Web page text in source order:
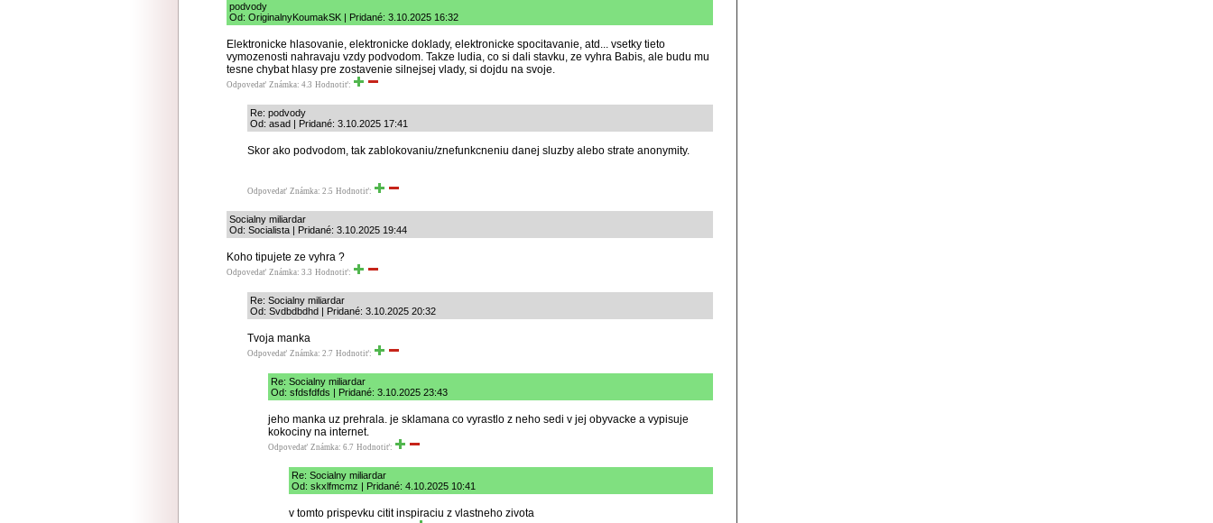
podvody
Od: OriginalnyKoumakSK | Pridané: 3.10.2025 16:32
Elektronicke hlasovanie, elektronicke doklady, elektronicke spocitavanie, atd... vsetky tieto
vymozenosti nahravaju vzdy podvodom. Takze ludia, co si dali stavku, ze vyhra Babis, ale budu mu
tesne chybat hlasy pre zostavenie silnejsej vlady, si dojdu na svoje.
Odpovedať Známka: 4.3 Hodnotiť:
Re: podvody
Od: asad | Pridané: 3.10.2025 17:41
Skor ako podvodom, tak zablokovaniu/znefunkcneniu danej sluzby alebo strate anonymity.
Odpovedať Známka: 2.5 Hodnotiť:
Socialny miliardar
Od: Socialista | Pridané: 3.10.2025 19:44
Koho tipujete ze vyhra ?
Odpovedať Známka: 3.3 Hodnotiť:
Re: Socialny miliardar
Od: Svdbdbdhd | Pridané: 3.10.2025 20:32
Tvoja manka
Odpovedať Známka: 2.7 Hodnotiť:
Re: Socialny miliardar
Od: sfdsfdfds | Pridané: 3.10.2025 23:43
jeho manka uz prehrala. je sklamana co vyrastlo z neho sedi v jej obyvacke a vypisuje
kokociny na internet.
Odpovedať Známka: 6.7 Hodnotiť:
Re: Socialny miliardar
Od: skxlfmcmz | Pridané: 4.10.2025 10:41
v tomto prispevku citit inspiraciu z vlastneho zivota